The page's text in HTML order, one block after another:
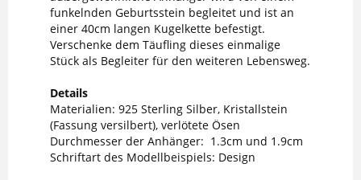
funkelnden Geburtsstein begleitet und ist an
einer 40cm langen Kugelkette befestigt.
Verschenke dem Täufling dieses einmalige
Stück als Begleiter für den weiteren Lebensweg.
Details
Materialien: 925 Sterling Silber, Kristallstein
(Fassung versilbert), verlötete Ösen
Durchmesser der Anhänger: 1.3cm und 1.9cm
Schriftart des Modellbeispiels: Design